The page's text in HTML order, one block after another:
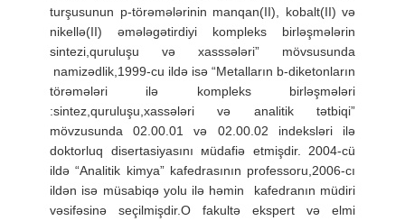
turşusunun p-törəmələrinin manqan(II), kobalt(II) və
nikellə(II) əmələgətirdiyi kompleks birləşmələrin
sintezi,quruluşu və xasssələri” mövsusunda
namizədlik,1999-cu ildə isə “Metalların b-diketonların
törəmələri ilə kompleks birləşmələri
:sintez,quruluşu,xassələri və analitik tətbiqi”
mövzusunda 02.00.01 və 02.00.02 indeksləri ilə
doktorluq disertasiyasını мüdafiə etmişdir. 2004-cü
ildə “Analitik kimya” kafedrasının professoru,2006-cı
ildən isə müsabiqə yolu ilə həmin kafedranın müdiri
vəsifəsinə seçilmişdir.O fakultə ekspert və elmi